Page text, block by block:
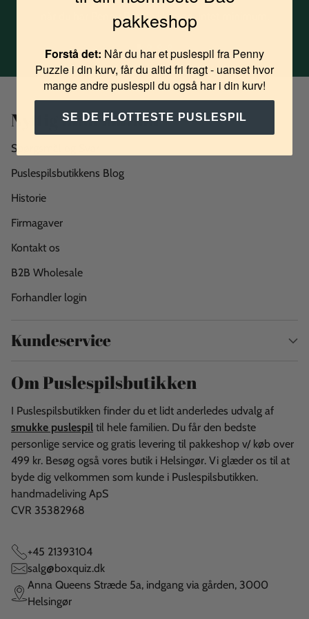
når du har Penny Puzzle i kurven. Intet minimum.
Nyttig information
Spørgsmål og Svar
Puslespilsbutikkens Blog
Historie
Firmagaver
Kontakt os
B2B Wholesale
Forhandler login
Kundeservice
Om Puslespilsbutikken
I Puslespilsbutikken finder du et lidt anderledes udvalg af
smukke puslespil til hele familien. Du får den bedste
personlige service og gratis levering til pakkeshop v/ køb over
499 kr. Besøg også vores butik i Helsingør. Vi glæder os til at
byde dig velkommen som kunde i Puslespilsbutikken.
handmadeliving ApS
CVR 35382968
+45 21393104
salg@boxquiz.dk
Anna Queens Stræde 5a, indgang via gården, 3000
Helsingør
pakkeshop
Forstå det: Når du har et puslespil fra Penny
Puzzle i din kurv, får du altid fri fragt - uanset hvor
mange andre puslespil du også har i din kurv!
SE DE FLOTTESTE PUSLESPIL